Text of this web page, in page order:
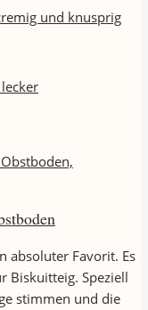
und knusprig
absoluter Favorit. Es
Biskuitteig. Speziell
stimmen und die